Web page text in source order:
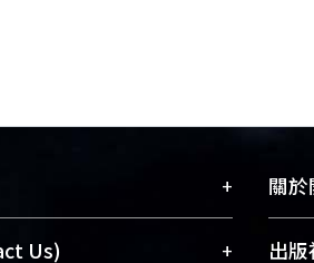
+
大學之列，為永久珍藏
Us) +
關於
開
出